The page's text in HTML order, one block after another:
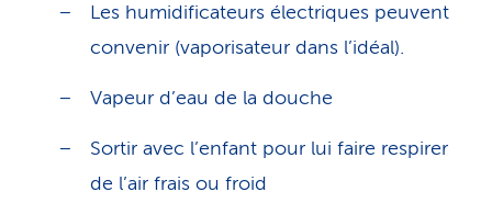
Les humidificateurs électriques peuvent
convenir (vaporisateur dans l’idéal).
Vapeur d’eau de la douche
Sortir avec l’enfant pour lui faire respirer
de l’air frais ou froid